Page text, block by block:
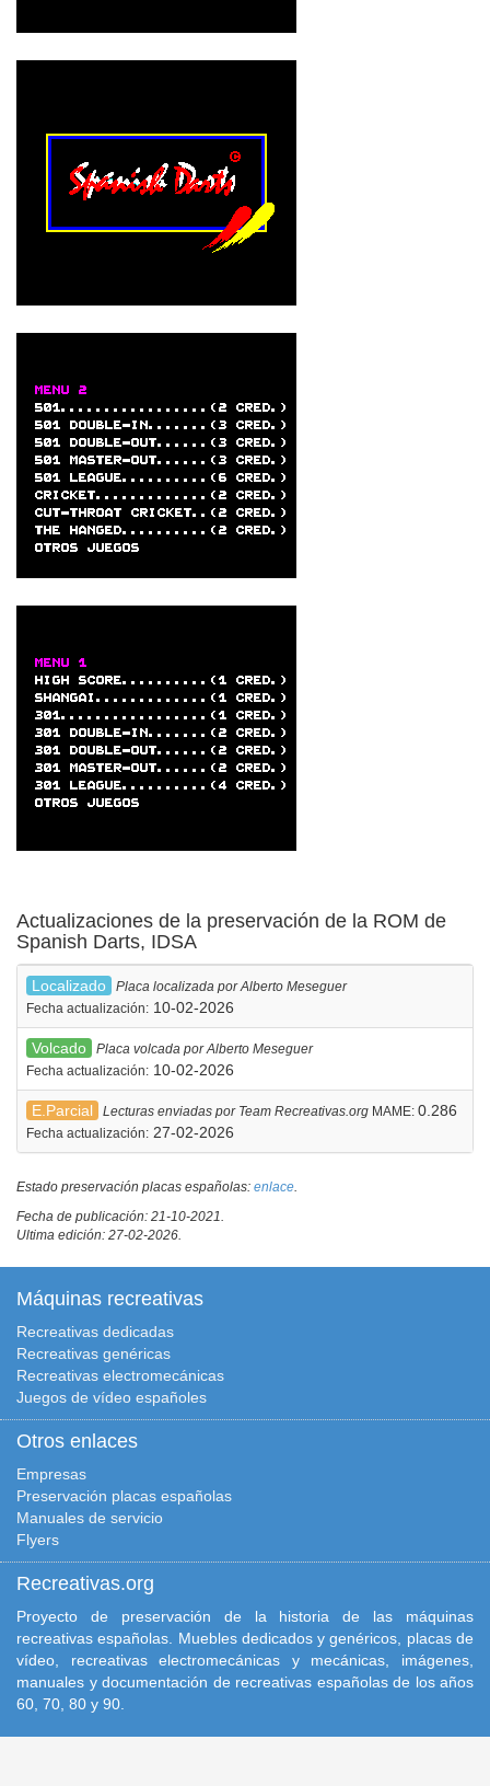
Actualizaciones de la preservación de la ROM de
Spanish Darts, IDSA
Localizado
Placa localizada por Alberto Meseguer
Fecha actualización: 10-02-2026
Volcado
Placa volcada por Alberto Meseguer
Fecha actualización: 10-02-2026
E.Parcial Lecturas enviadas por Team Recreativas.org MAME: 0.286
Fecha actualización: 27-02-2026
Estado preservación placas españolas: enlace.
Fecha de publicación: 21-10-2021.
Ultima edición: 27-02-2026.
Máquinas recreativas
Recreativas dedicadas
Recreativas genéricas
Recreativas electromecánicas
Juegos de vídeo españoles
Otros enlaces
Empresas
Preservación placas españolas
Manuales de servicio
Flyers
Recreativas.org
Proyecto de preservación de la historia de las máquinas
recreativas españolas. Muebles dedicados y genéricos, placas de
vídeo, recreativas electromecánicas y mecánicas, imágenes,
manuales y documentación de recreativas españolas de los años
60, 70, 80 y 90.